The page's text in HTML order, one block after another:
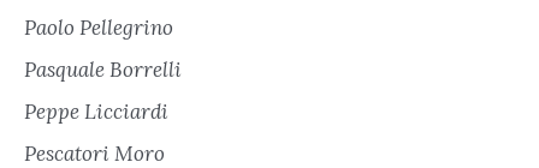
Paolo Pellegrino
Pasquale Borrelli
Peppe Licciardi
Pescatori Moro